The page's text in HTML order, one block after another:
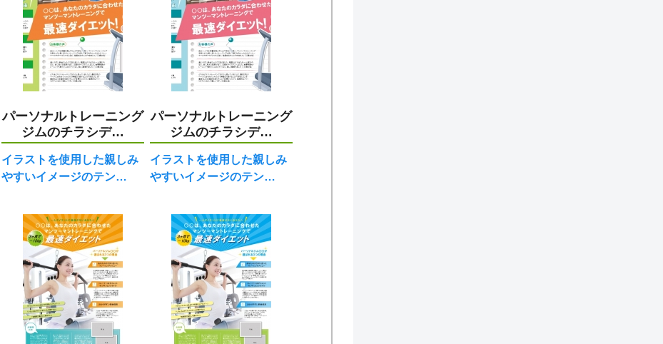
パーソナルトレーニング
ジムのチラシデ…
イラストを使用した親しみ
やすいイメージのテン…
パーソナルトレーニング
ジムのチラシデ…
イラストを使用した親しみ
やすいイメージのテン…